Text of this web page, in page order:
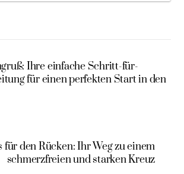
Ihre einfache Schritt-für-
für einen perfekten Start in den
für den Rücken: Ihr Weg zu einem
schmerzfreien und starken Kreuz